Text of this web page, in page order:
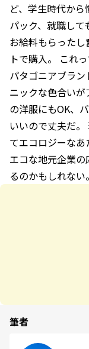
ど、学生時代か
パック、就職して
お給料もらった
トで購入。 これ
パタゴニアブラ
ニックな色合い
の洋服にもOK、
いいので丈夫だ
てエコロジーなあ
エコな地元企業
るのかもしれない。
筆者